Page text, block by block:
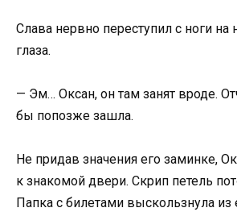
Слава нервно переступил с ноги на
глаза.
— Эм… Оксан, он там занят вроде.
бы попозже зашла.
Не придав значения его заминке,
к знакомой двери. Скрип петель
Папка с билетами выскользнула из